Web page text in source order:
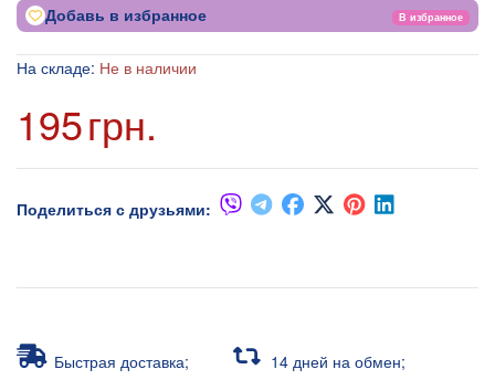
Добавь в избранное В избранное
На складе: Не в наличии
195грн.
Поделиться с друзьями:
Быстрая доставка;
14 дней на обмен;